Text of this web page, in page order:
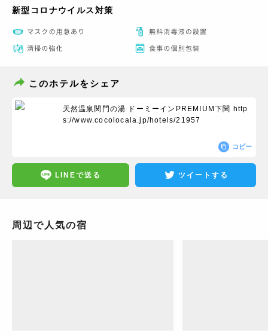
新型コロナウイルス対策
このホテルをシェア
天然温泉関門の湯 ドーミーインPREMIUM下関 http
s://www.cocolocala.jp/hotels/21957
コピー
LINEで送る ツイートする
周辺で人気の宿